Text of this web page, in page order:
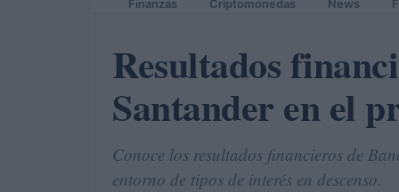
Finanzas Criptomonedas News
Resultados
Santander en el
Conoce los resultados financieros de
entorno de tipos de interés en descenso.